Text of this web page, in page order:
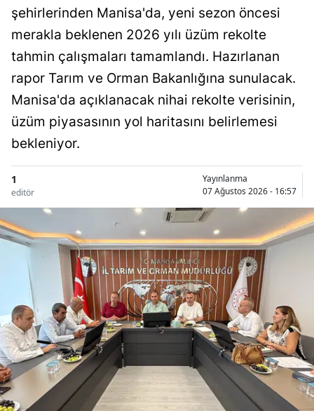
şehirlerinden Manisa'da, yeni sezon öncesi
merakla beklenen 2026 yılı üzüm rekolte
tahmin çalışmaları tamamlandı. Hazırlanan
rapor Tarım ve Orman Bakanlığına sunulacak.
Manisa'da açıklanacak nihai rekolte verisinin,
üzüm piyasasının yol haritasını belirlemesi
bekleniyor.
1
editör
Yayınlanma
07 Ağustos 2026 - 16:57